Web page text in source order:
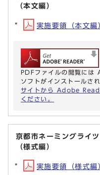
（本文編）
実施要領（本文
PDFファイルの閲覧に
ソフトがインストールさ
サイトから Adobe
ください。
京都市ネーミングライ
（様式編）
実施要領（様式